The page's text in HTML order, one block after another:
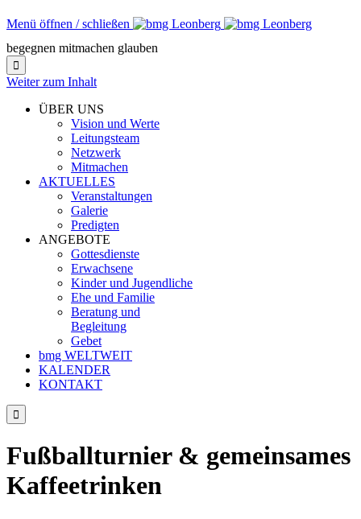
Menü öffnen / schließen
begegnen mitmachen glauben

Weiter zum Inhalt
ÜBER UNS
Vision und Werte
Leitungsteam
Netzwerk
Mitmachen
AKTUELLES
Veranstaltungen
Galerie
Predigten
ANGEBOTE
Gottesdienste
Erwachsene
Kinder und Jugendliche
Ehe und Familie
Beratung und
Begleitung
Gebet
bmg WELTWEIT
KALENDER
KONTAKT

Fußballturnier & gemeinsames
Kaffeetrinken